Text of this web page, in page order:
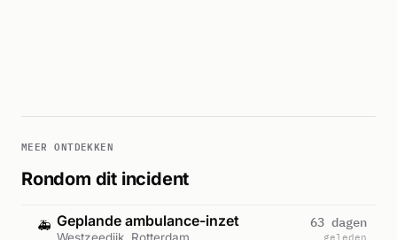
MEER ONTDEKKEN
Rondom dit incident
🚑 Geplande ambulance-inzet
Westzeedijk, Rotterdam
63 dagen
geleden